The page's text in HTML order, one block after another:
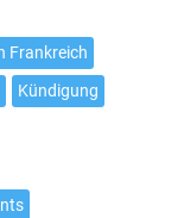
Frankreich
Kündigung